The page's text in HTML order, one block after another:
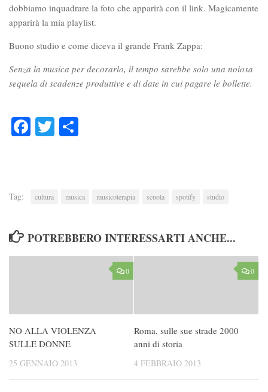
dobbiamo inquadrare la foto che apparirà con il link. Magicamente
apparirà la mia playlist.
Buono studio e come diceva il grande Frank Zappa:
Senza la musica per decorarlo, il tempo sarebbe solo una noiosa
sequela di scadenze produttive e di date in cui pagare le bollette.
FacebookTwitter
Tag: cultura musica musicoterapia scuola spotify studio
POTREBBERO INTERESSARTI ANCHE...
0
NO ALLA VIOLENZA
SULLE DONNE
25 GENNAIO 2013
0
Roma, sulle sue strade 2000
anni di storia
4 FEBBRAIO 2013